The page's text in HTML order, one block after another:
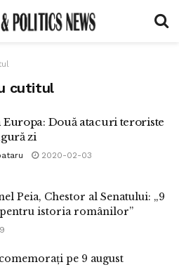
cutitul
Europa: Două atacuri teroriste
zi
2020-02-03
Peia, Chestor al Senatului: „9
pentru istoria românilor”
pe 9 august